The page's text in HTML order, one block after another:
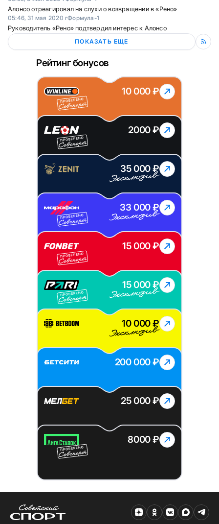
Алонсо отреагировал на слухи о возвращении в «Рено»
05:46, 31 мая 2020 гФормула-1
Руководитель «Рено» подтвердил интерес к Алонсо
ПОКАЗАТЬ ЕЩЕ
Рейтинг бонусов
10 000 ₽
2000 ₽
35 000 ₽
33 000 ₽
15 000 ₽
15 000 ₽
10 000 ₽
200 000 ₽
25 000 ₽
8000 ₽